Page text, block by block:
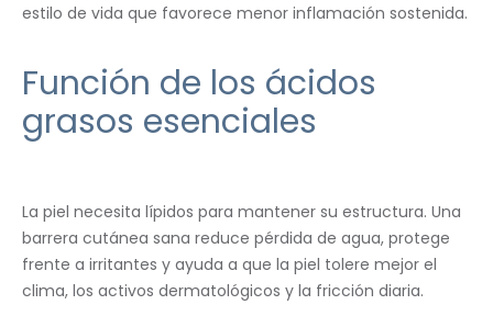
estilo de vida que favorece menor inflamación sostenida.
Función de los ácidos
grasos esenciales
La piel necesita lípidos para mantener su estructura. Una
barrera cutánea sana reduce pérdida de agua, protege
frente a irritantes y ayuda a que la piel tolere mejor el
clima, los activos dermatológicos y la fricción diaria.